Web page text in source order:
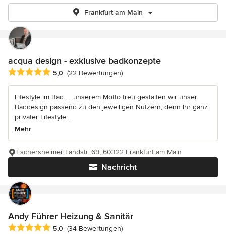
Frankfurt am Main
acqua design - exklusive badkonzepte
Durchschnittliche Bewertung: 5 von 5 Sternen
5,0 (22 Bewertungen)
Lifestyle im Bad .....unserem Motto treu gestalten wir unser
Baddesign passend zu den jeweiligen Nutzern, denn Ihr ganz
privater Lifestyle...
Mehr
Nachricht
Eschersheimer Landstr. 69, 60322 Frankfurt am Main
Andy Führer Heizung & Sanitär
Durchschnittliche Bewertung: 5 von 5 Sternen
5,0 (34 Bewertungen)